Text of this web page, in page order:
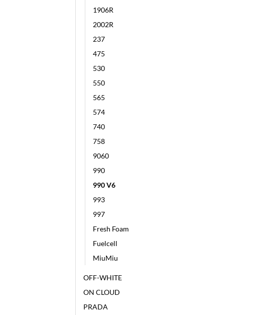
1906R
2002R
237
475
530
550
565
574
740
758
9060
990
990 V6
993
997
Fresh Foam
Fuelcell
MiuMiu
OFF-WHITE
ON CLOUD
PRADA